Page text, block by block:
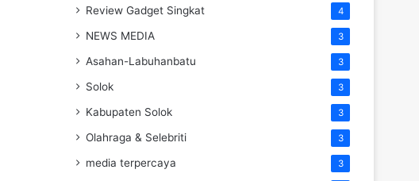
Review Gadget Singkat 4
NEWS MEDIA 3
Asahan-Labuhanbatu 3
Solok 3
Kabupaten Solok 3
Olahraga & Selebriti 3
media terpercaya 3